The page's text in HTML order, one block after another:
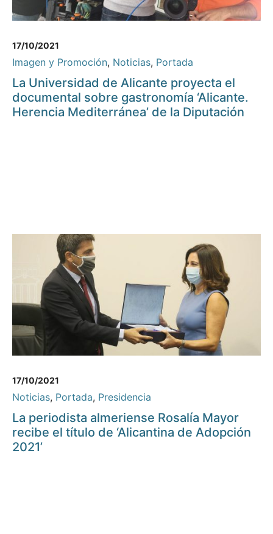
17/10/2021
Imagen y Promoción, Noticias, Portada
La Universidad de Alicante proyecta el
documental sobre gastronomía ‘Alicante.
Herencia Mediterránea’ de la Diputación
17/10/2021
Noticias, Portada, Presidencia
La periodista almeriense Rosalía Mayor
recibe el título de ‘Alicantina de Adopción
2021’